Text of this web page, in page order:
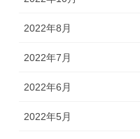
2022年8月
2022年7月
2022年6月
2022年5月